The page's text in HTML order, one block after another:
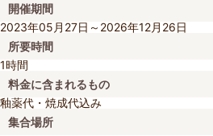
開催期間
2023年05月27日～2026年12月26日
所要時間
1時間
料金に含まれるもの
釉薬代・焼成代込み
集合場所